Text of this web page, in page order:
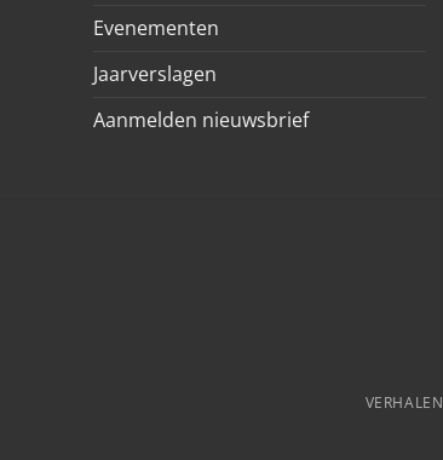
Evenementen
Jaarverslagen
Aanmelden nieuwsbrief
VERHALEN